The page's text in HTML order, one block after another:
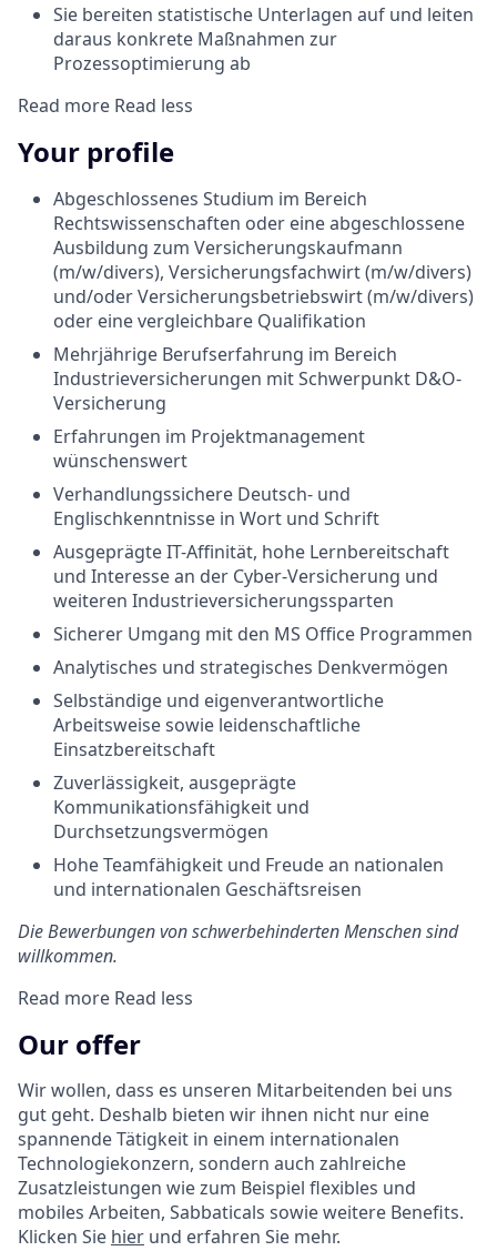
Sie bereiten statistische Unterlagen auf und leiten
daraus konkrete Maßnahmen zur
Prozessoptimierung ab
Read more Read less
Your profile
Abgeschlossenes Studium im Bereich
Rechtswissenschaften oder eine abgeschlossene
Ausbildung zum Versicherungskaufmann
(m/w/divers), Versicherungsfachwirt (m/w/divers)
und/oder Versicherungsbetriebswirt (m/w/divers)
oder eine vergleichbare Qualifikation
Mehrjährige Berufserfahrung im Bereich
Industrieversicherungen mit Schwerpunkt D&O-
Versicherung
Erfahrungen im Projektmanagement
wünschenswert
Verhandlungssichere Deutsch- und
Englischkenntnisse in Wort und Schrift
Ausgeprägte IT-Affinität, hohe Lernbereitschaft
und Interesse an der Cyber-Versicherung und
weiteren Industrieversicherungssparten
Sicherer Umgang mit den MS Office Programmen
Analytisches und strategisches Denkvermögen
Selbständige und eigenverantwortliche
Arbeitsweise sowie leidenschaftliche
Einsatzbereitschaft
Zuverlässigkeit, ausgeprägte
Kommunikationsfähigkeit und
Durchsetzungsvermögen
Hohe Teamfähigkeit und Freude an nationalen
und internationalen Geschäftsreisen
Die Bewerbungen von schwerbehinderten Menschen sind
willkommen.
Read more Read less
Our offer
Wir wollen, dass es unseren Mitarbeitenden bei uns
gut geht. Deshalb bieten wir ihnen nicht nur eine
spannende Tätigkeit in einem internationalen
Technologiekonzern, sondern auch zahlreiche
Zusatzleistungen wie zum Beispiel flexibles und
mobiles Arbeiten, Sabbaticals sowie weitere Benefits.
Klicken Sie hier und erfahren Sie mehr.